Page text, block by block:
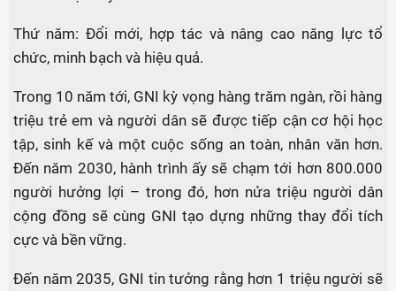
Thứ năm: Đổi mới, hợp tác và nâng cao năng lực tổ
chức, minh bạch và hiệu quả.
Trong 10 năm tới, GNI kỳ vọng hàng trăm ngàn, rồi hàng
triệu trẻ em và người dân sẽ được tiếp cận cơ hội học
tập, sinh kế và một cuộc sống an toàn, nhân văn hơn.
Đến năm 2030, hành trình ấy sẽ chạm tới hơn 800.000
người hưởng lợi – trong đó, hơn nửa triệu người dân
cộng đồng sẽ cùng GNI tạo dựng những thay đổi tích
cực và bền vững.
Đến năm 2035, GNI tin tưởng rằng hơn 1 triệu người sẽ